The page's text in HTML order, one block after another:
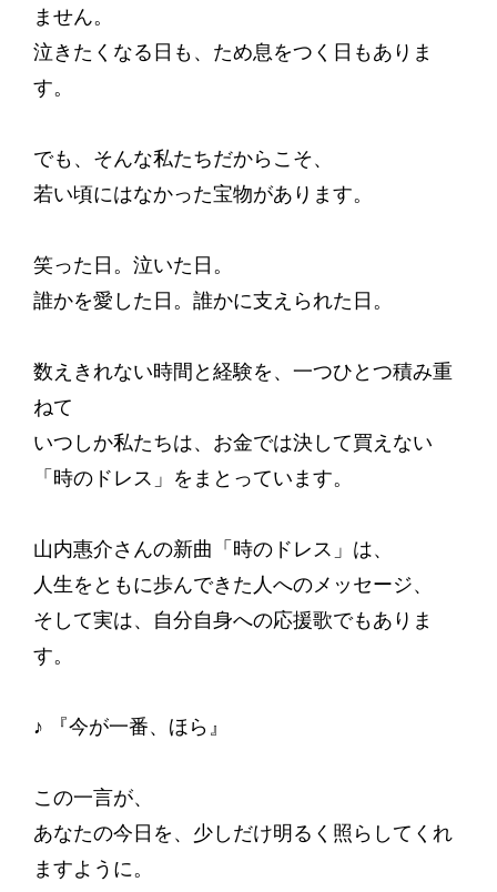
ません。
泣きたくなる日も、ため息をつく日もありま
す。
でも、そんな私たちだからこそ、
若い頃にはなかった宝物があります。
笑った日。泣いた日。
誰かを愛した日。誰かに支えられた日。
数えきれない時間と経験を、一つひとつ積み重
ねて
いつしか私たちは、お金では決して買えない
「時のドレス」をまとっています。
山内惠介さんの新曲「時のドレス」は、
人生をともに歩んできた人へのメッセージ、
そして実は、自分自身への応援歌でもありま
す。
♪ 『今が一番、ほら』
この一言が、
あなたの今日を、少しだけ明るく照らしてくれ
ますように。